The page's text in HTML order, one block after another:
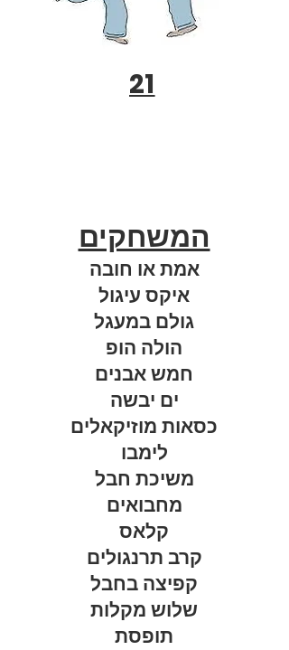
21
המשחקים
אמת או חובה
איקס עיגול
גולם במעגל
הולה הופ
חמש אבנים
ים יבשה
כסאות מוזיקאלים
לימבו
משיכת חבל
מחבואים
קלאס
קרב תרנגולים
קפיצה בחבל
שלוש מקלות
תופסת